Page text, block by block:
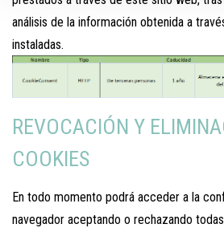
análisis de la información obtenida a
instaladas.
REVOCACIÓN Y
COOKIES
En todo momento podrá acceder a la
navegador aceptando o rechazando